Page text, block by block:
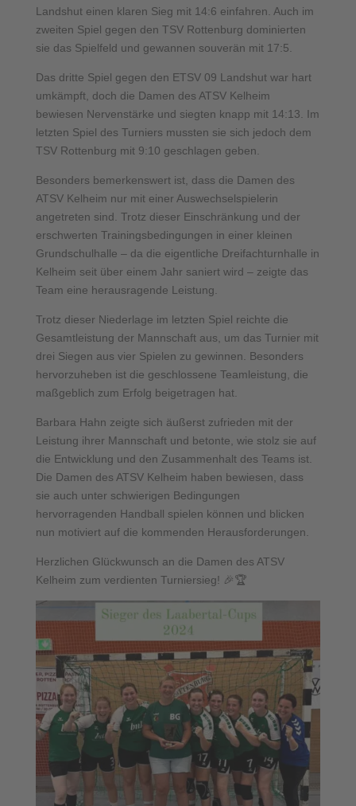
Landshut einen klaren Sieg mit 14:6 einfahren. Auch im
zweiten Spiel gegen den TSV Rottenburg dominierten
sie das Spielfeld und gewannen souverän mit 17:5.
Das dritte Spiel gegen den ETSV 09 Landshut war hart
umkämpft, doch die Damen des ATSV Kelheim
bewiesen Nervenstärke und siegten knapp mit 14:13. Im
letzten Spiel des Turniers mussten sie sich jedoch dem
TSV Rottenburg mit 9:10 geschlagen geben.
Besonders bemerkenswert ist, dass die Damen des
ATSV Kelheim nur mit einer Auswechselspielerin
angetreten sind. Trotz dieser Einschränkung und der
erschwerten Trainingsbedingungen in einer kleinen
Grundschulhalle – da die eigentliche Dreifachturnhalle in
Kelheim seit über einem Jahr saniert wird – zeigte das
Team eine herausragende Leistung.
Trotz dieser Niederlage im letzten Spiel reichte die
Gesamtleistung der Mannschaft aus, um das Turnier mit
drei Siegen aus vier Spielen zu gewinnen. Besonders
hervorzuheben ist die geschlossene Teamleistung, die
maßgeblich zum Erfolg beigetragen hat.
Barbara Hahn zeigte sich äußerst zufrieden mit der
Leistung ihrer Mannschaft und betonte, wie stolz sie auf
die Entwicklung und den Zusammenhalt des Teams ist.
Die Damen des ATSV Kelheim haben bewiesen, dass
sie auch unter schwierigen Bedingungen
hervorragenden Handball spielen können und blicken
nun motiviert auf die kommenden Herausforderungen.
Herzlichen Glückwunsch an die Damen des ATSV
Kelheim zum verdienten Turniersieg! 🎉🏆